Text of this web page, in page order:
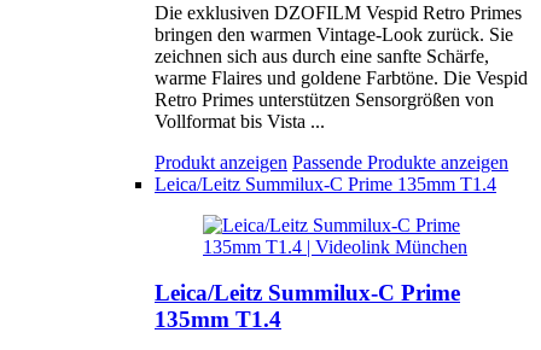
Die exklusiven DZOFILM Vespid Retro Primes
bringen den warmen Vintage-Look zurück. Sie
zeichnen sich aus durch eine sanfte Schärfe,
warme Flaires und goldene Farbtöne. Die Vespid
Retro Primes unterstützen Sensorgrößen von
Vollformat bis Vista ...
Produkt anzeigen Passende Produkte anzeigen
Leica/Leitz Summilux-C Prime 135mm T1.4
Leica/Leitz Summilux-C Prime
135mm T1.4